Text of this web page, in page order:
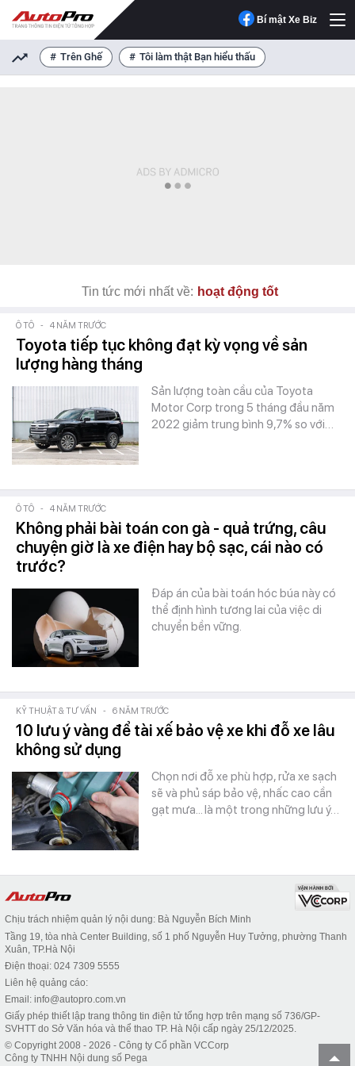
Bí mật Xe Biz
Trên Ghế Tôi làm thật Bạn hiểu thấu
Tin tức mới nhất về: hoạt động tốt
Ô TÔ - 4 NĂM TRƯỚC
Toyota tiếp tục không đạt kỳ vọng về sản
lượng hàng tháng
Sản lượng toàn cầu của Toyota
Motor Corp trong 5 tháng đầu năm
2022 giảm trung bình 9,7% so với…
Ô TÔ - 4 NĂM TRƯỚC
Không phải bài toán con gà - quả trứng, câu
chuyện giờ là xe điện hay bộ sạc, cái nào có
trước?
Đáp án của bài toán hóc búa này có
thể định hình tương lai của việc di
chuyển bền vững.
KỸ THUẬT & TƯ VẤN - 6 NĂM TRƯỚC
10 lưu ý vàng để tài xế bảo vệ xe khi đỗ xe lâu
không sử dụng
Chọn nơi đỗ xe phù hợp, rửa xe sạch
sẽ và phủ sáp bảo vệ, nhấc cao cần
gạt mưa... là một trong những lưu ý…
Chịu trách nhiệm quản lý nội dung: Bà Nguyễn Bích Minh
Tầng 19, tòa nhà Center Building, số 1 phố Nguyễn Huy Tưởng, phường Thanh
Xuân, TP.Hà Nội
Điện thoại: 024 7309 5555
Liên hệ quảng cáo:
Email: info@autopro.com.vn
Giấy phép thiết lập trang thông tin điện tử tổng hợp trên mạng số 736/GP-
SVHTT do Sở Văn hóa và thể thao TP. Hà Nội cấp ngày 25/12/2025.
© Copyright 2008 - 2026 - Công ty Cổ phần VCCorp
Công ty TNHH Nội dung số Pega